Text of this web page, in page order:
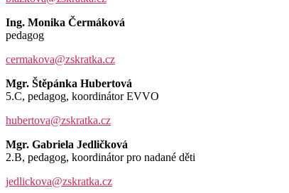
Ing. Monika Čermáková
pedagog
cermakova@zskratka.cz
Mgr. Štěpánka Hubertová
5.C, pedagog, koordinátor EVVO
hubertova@zskratka.cz
Mgr. Gabriela Jedličková
2.B, pedagog, koordinátor pro nadané děti
jedlickova@zskratka.cz